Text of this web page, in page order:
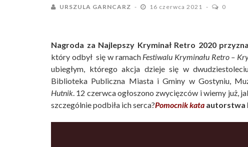
URSZULA GARNCARZ 16 czerwca 2021 0
Nagroda za Najlepszy Kryminał Retro 2020
który odbył się w ramach Festiwalu Kryminału Retro –
ubiegłym, którego akcja dzieje się w
Biblioteka Publiczna Miasta i Gminy w Gostyniu,
Hutnik. 12 czerwca ogłoszono zwycięzców i wiemy już,
szczególnie podbiła ich serca?Pomocnik kata autorstwa